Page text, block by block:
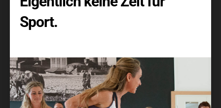
Sport.